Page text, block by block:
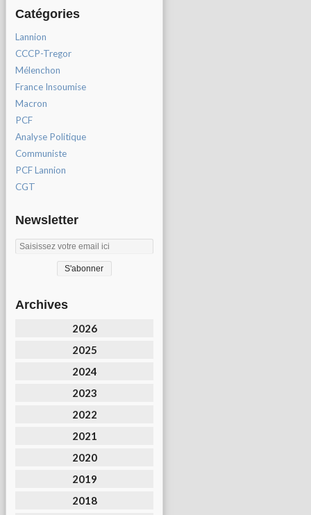
Catégories
Lannion
CCCP-Tregor
Mélenchon
France Insoumise
Macron
PCF
Analyse Politique
Communiste
PCF Lannion
CGT
Newsletter
Archives
2026
2025
2024
2023
2022
2021
2020
2019
2018